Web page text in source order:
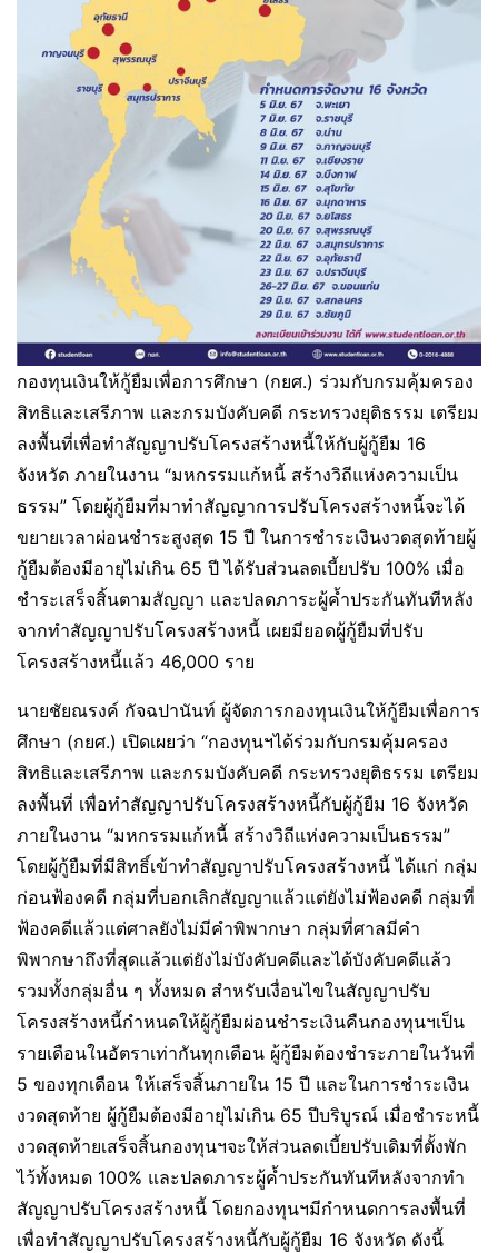
กองทุนเงินให้กู้ยืมเพื่อการศึกษา (กยศ.) ร่วมกับกรมคุ้มครอง
สิทธิและเสรีภาพ และกรมบังคับคดี กระทรวงยุติธรรม เตรียม
ลงพื้นที่เพื่อทำสัญญาปรับโครงสร้างหนี้ให้กับผู้กู้ยืม 16
จังหวัด ภายในงาน “มหกรรมแก้หนี้ สร้างวิถีแห่งความเป็น
ธรรม” โดยผู้กู้ยืมที่มาทำสัญญาการปรับโครงสร้างหนี้จะได้
ขยายเวลาผ่อนชำระสูงสุด 15 ปี ในการชำระเงินงวดสุดท้ายผู้
กู้ยืมต้องมีอายุไม่เกิน 65 ปีได้รับส่วนลดเบี้ยปรับ 100% เมื่อ
ชำระเสร็จสิ้นตามสัญญา และปลดภาระผู้ค้ำประกันทันทีหลัง
จากทำสัญญาปรับโครงสร้างหนี้ เผยมียอดผู้กู้ยืมที่ปรับ
โครงสร้างหนี้แล้ว 46,000 ราย
นายชัยณรงค์ กัจฉปานันท์ ผู้จัดการกองทุนเงินให้กู้ยืมเพื่อการ
ศึกษา (กยศ.) เปิดเผยว่า “กองทุนฯได้ร่วมกับกรมคุ้มครอง
สิทธิและเสรีภาพ และกรมบังคับคดี กระทรวงยุติธรรม เตรียม
ลงพื้นที่ เพื่อทำสัญญาปรับโครงสร้างหนี้กับผู้กู้ยืม 16 จังหวัด
ภายในงาน “มหกรรมแก้หนี้ สร้างวิถีแห่งความเป็นธรรม”
โดยผู้กู้ยืมที่มีสิทธิ์เข้าทำสัญญาปรับโครงสร้างหนี้ ได้แก่ กลุ่ม
ก่อนฟ้องคดี กลุ่มที่บอกเลิกสัญญาแล้วแต่ยังไม่ฟ้องคดี กลุ่มที่
ฟ้องคดีแล้วแต่ศาลยังไม่มีคำพิพากษา กลุ่มที่ศาลมีคำ
พิพากษาถึงที่สุดแล้วแต่ยังไม่บังคับคดีและได้บังคับคดีแล้ว
รวมทั้งกลุ่มอื่น ๆ ทั้งหมด สำหรับเงื่อนไขในสัญญาปรับ
โครงสร้างหนี้กำหนดให้ผู้กู้ยืมผ่อนชำระเงินคืนกองทุนฯเป็น
รายเดือนในอัตราเท่ากันทุกเดือน ผู้กู้ยืมต้องชำระภายในวันที่
5 ของทุกเดือน ให้เสร็จสิ้นภายใน 15 ปี และในการชำระเงิน
งวดสุดท้าย ผู้กู้ยืมต้องมีอายุไม่เกิน 65 ปีบริบูรณ์ เมื่อชำระหนี้
งวดสุดท้ายเสร็จสิ้นกองทุนฯจะให้ส่วนลดเบี้ยปรับเดิมที่ตั้งพัก
ไว้ทั้งหมด 100% และปลดภาระผู้ค้ำประกันทันทีหลังจากทำ
สัญญาปรับโครงสร้างหนี้ โดยกองทุนฯมีกำหนดการลงพื้นที่
เพื่อทำสัญญาปรับโครงสร้างหนี้กับผู้กู้ยืม 16 จังหวัด ดังนี้